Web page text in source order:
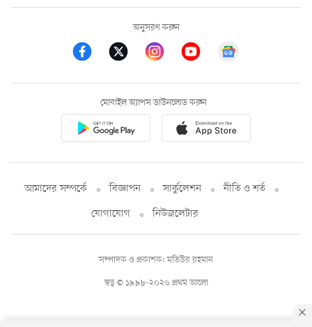
অনুসরণ করুন
মোবাইল অ্যাপস ডাউনলোড করুন
আমাদের সম্পর্কে বিজ্ঞাপন সার্কুলেশন
নীতি ও শর্ত
যোগাযোগ
নিউজলেটার
স্বত্ব © ১৯৯৮-২০২৬ প্রথম আলো
সম্পাদক ও প্রকাশক: মতিউর রহমান